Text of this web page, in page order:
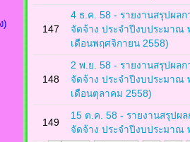
147
4 ธ.ค. 58 - รายงานสรุปผล
จัดจ้าง ประจำปีงบประมาณ
เดือนพฤศจิกายน 2558)
148
2 พ.ย. 58 - รายงานสรุปผล
จัดจ้าง ประจำปีงบประมาณ
เดือนตุลาคม 2558)
149
15 ต.ค. 58 - รายงานสรุปผ
จัดจ้าง ประจำปีงบประมาณ
)